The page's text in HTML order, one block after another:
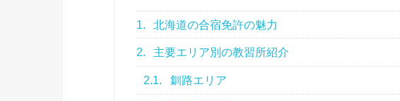
1. 北海道の合宿免許の魅力
2. 主要エリア別の教習所紹介
2.1. 釧路エリア